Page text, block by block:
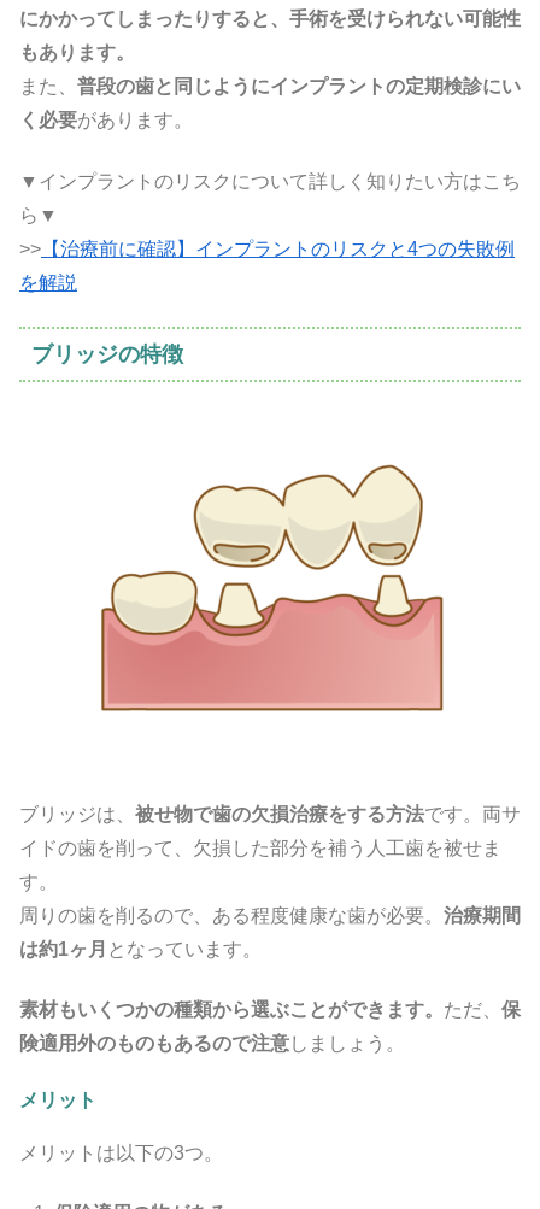
にかかってしまったりすると、手術を受けられない可能性
もあります。
また、 普段の歯と同じようにインプラントの定期検診にい
く必要があります。
▼インプラントのリスクについて詳しく知りたい方はこち
ら▼
>> 【治療前に確認】インプラントのリスクと4つの失敗例
を解説
ブリッジの特徴
ブリッジは、 被せ物で歯の欠損治療をする方法です。両サ
イドの歯を削って、欠損した部分を補う人工歯を被せま
す。
周りの歯を削るので、ある程度健康な歯が必要。 治療期間
は約1ヶ月 となっています。
素材もいくつかの種類から選ぶことができます。 ただ、 保
険適用外のものもあるので注意しましょう。
メリット
メリットは以下の3つ。